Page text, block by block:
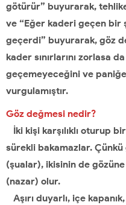
götürür” buyurarak,
ve “Eğer kaderi geçen bir
geçerdi” buyurarak, göz
kader sınırlarını zorlasa da
geçemeyeceğini ve
vurgulamıştır.
Göz değmesi nedir?
İki kişi karşılıklı oturup
sürekli bakamazlar. Çünkü
(şualar), ikisinin de
(nazar) olur.
Aşırı duyarlı, içe